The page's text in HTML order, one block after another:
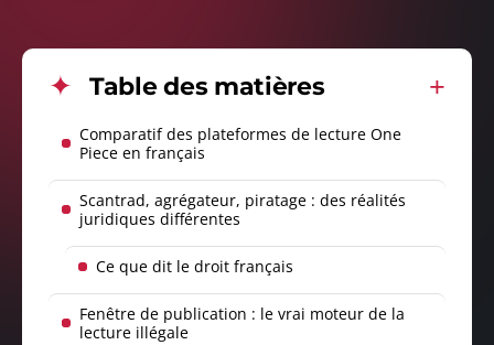
Table des matières
Comparatif des plateformes de lecture One
Piece en français
Scantrad, agrégateur, piratage : des réalités
juridiques différentes
Ce que dit le droit français
Fenêtre de publication : le vrai moteur de la
lecture illégale